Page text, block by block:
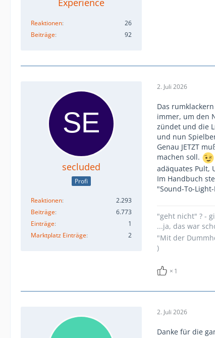
Experience
Reaktionen
26
Beiträge
92
secluded
Profi
Reaktionen
2.293
Beiträge
6.773
Einträge
1
Marktplatz Einträge
2
2. Juli 2026
Das
immer, um den
zündet und die
und nun
Genau JETZT
machen soll.
adäquates Pult,
Im Handbuch
"Sound-To-
"geht nicht" ? -
...ja, das war
"Mit der
)
1
2. Juli 2026
Danke für die